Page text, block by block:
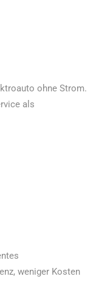
ohne Strom.
als
weniger Kosten